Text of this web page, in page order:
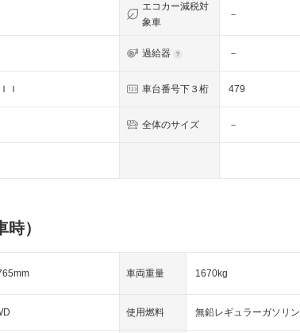
エコカー減税対
象車
－
過給器 －
Ｉ 車台番号下３桁 479
全体のサイズ －
）
車両重量 1670kg
使用燃料 無鉛レギュラーガソリン